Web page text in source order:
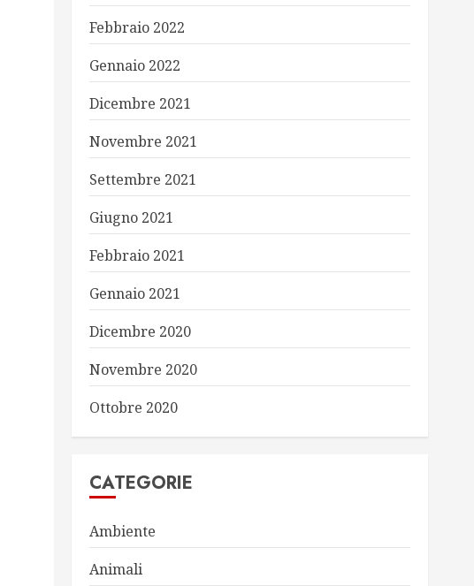
Febbraio 2022
Gennaio 2022
Dicembre 2021
Novembre 2021
Settembre 2021
Giugno 2021
Febbraio 2021
Gennaio 2021
Dicembre 2020
Novembre 2020
Ottobre 2020
CATEGORIE
Ambiente
Animali